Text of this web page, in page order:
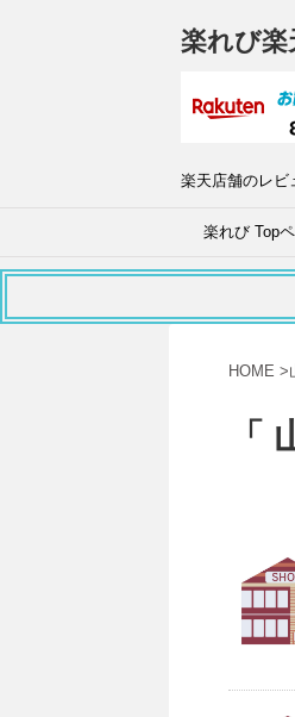
楽れび楽
楽天店舗のレビ
楽れび Top
HOME >
「